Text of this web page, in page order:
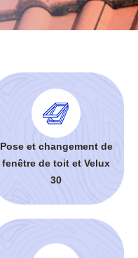
Pose et changement de
fenêtre de toit et Velux
30